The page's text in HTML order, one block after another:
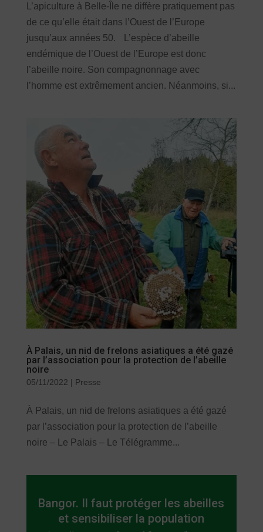
L’apiculture à Belle-Île ne diffère pratiquement pas
de ce qu’elle était dans l’Ouest de l’Europe
jusqu’aux années 50. L’espèce d’abeille
endémique de l’Ouest de l’Europe est donc
l’abeille noire. Son compagnonnage avec
l’homme est extrêmement ancien. Néanmoins, si...
À Palais, un nid de frelons asiatiques a été gazé
par l’association pour la protection de l’abeille
noire
05/11/2022 | Presse
À Palais, un nid de frelons asiatiques a été gazé
par l’association pour la protection de l’abeille
noire – Le Palais – Le Télégramme...
Bangor. Il faut protéger les abeilles
et sensibiliser la population